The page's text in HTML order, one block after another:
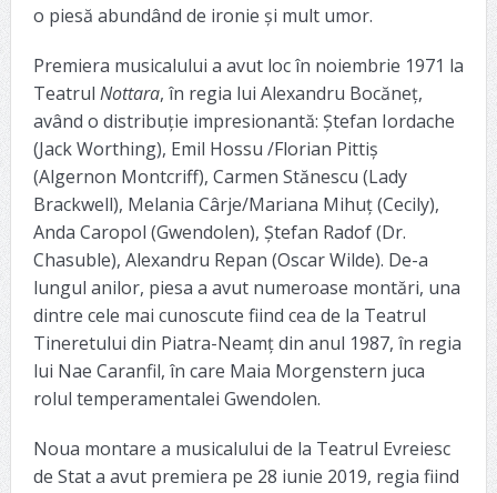
o piesă abundând de ironie și mult umor.
Premiera musicalului a avut loc în noiembrie 1971 la
Teatrul Nottara, în regia lui Alexandru Bocăneț,
având o distribuție impresionantă: Ștefan Iordache
(Jack Worthing), Emil Hossu /Florian Pittiș
(Algernon Montcriff), Carmen Stănescu (Lady
Brackwell), Melania Cârje/Mariana Mihuț (Cecily),
Anda Caropol (Gwendolen), Ștefan Radof (Dr.
Chasuble), Alexandru Repan (Oscar Wilde). De-a
lungul anilor, piesa a avut numeroase montări, una
dintre cele mai cunoscute fiind cea de la Teatrul
Tineretului din Piatra-Neamţ din anul 1987, în regia
lui Nae Caranfil, în care Maia Morgenstern juca
rolul temperamentalei Gwendolen.
Noua montare a musicalului de la Teatrul Evreiesc
de Stat a avut premiera pe 28 iunie 2019, regia fiind